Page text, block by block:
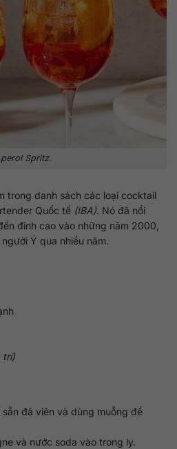
Spritz.
trong danh sách các loại cocktail
Quốc tế (IBA). Nó đã nổi
đỉnh cao vào những năm 2000,
Ý qua nhiều năm.
trí)
đá viên và dùng muỗng để
và nước soda vào trong ly.